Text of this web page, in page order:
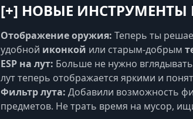
[+] НОВЫЕ ИНСТРУМЕНТЫ
Отображение оружия: Теперь ты
удобной иконкой или старым-добрым
ESP на лут: Больше не нужно
лут теперь отображается яркими и
Фильтр лута: Добавили возможность
предметов. Не трать время на мусор,